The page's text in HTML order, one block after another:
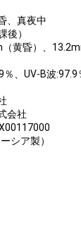
、真夜中
後）
黄昏）、
、UV-B波
会社
シア製）